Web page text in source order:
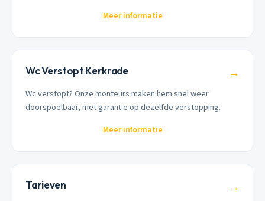
Meer informatie
Wc Verstopt Kerkrade →
Wc verstopt? Onze monteurs maken hem snel weer
doorspoelbaar, met garantie op dezelfde verstopping.
Meer informatie
Tarieven →